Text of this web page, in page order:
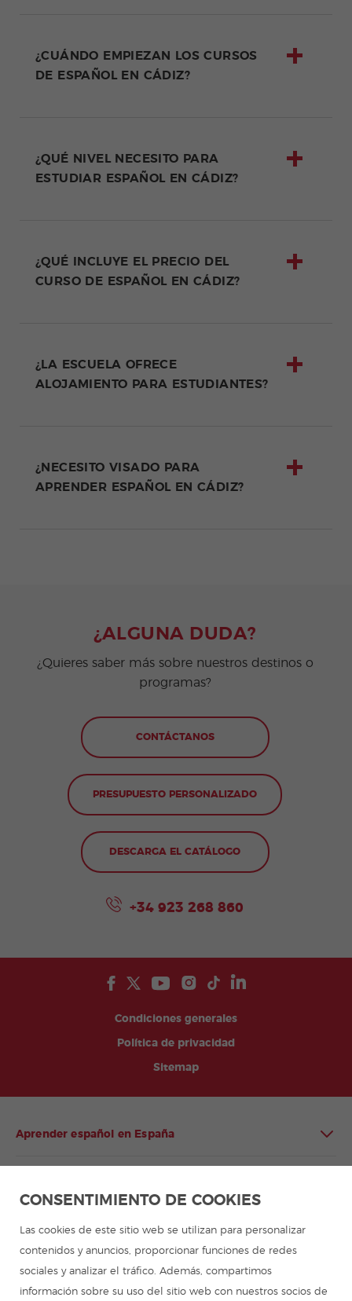
¿CUÁNDO EMPIEZAN LOS CURSOS
DE ESPAÑOL EN CÁDIZ?
¿QUÉ NIVEL NECESITO PARA
ESTUDIAR ESPAÑOL EN CÁDIZ?
¿QUÉ INCLUYE EL PRECIO DEL
CURSO DE ESPAÑOL EN CÁDIZ?
¿LA ESCUELA OFRECE
ALOJAMIENTO PARA ESTUDIANTES?
¿NECESITO VISADO PARA
APRENDER ESPAÑOL EN CÁDIZ?
¿ALGUNA DUDA?
¿Quieres saber más sobre nuestros destinos o
programas?
CONTÁCTANOS
PRESUPUESTO PERSONALIZADO
DESCARGA EL CATÁLOGO
+34 923 268 860
Condiciones generales
Política de privacidad
Sitemap
Aprender español en España
Campamentos de verano
CONSENTIMIENTO DE COOKIES
Las cookies de este sitio web se utilizan para personalizar
contenidos y anuncios, proporcionar funciones de redes
sociales y analizar el tráfico. Además, compartimos
información sobre su uso del sitio web con nuestros socios de